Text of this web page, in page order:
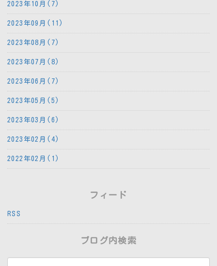
2023年10月(7)
2023年09月(11)
2023年08月(7)
2023年07月(8)
2023年06月(7)
2023年05月(5)
2023年03月(6)
2023年02月(4)
2022年02月(1)
フィード
RSS
ブログ内検索